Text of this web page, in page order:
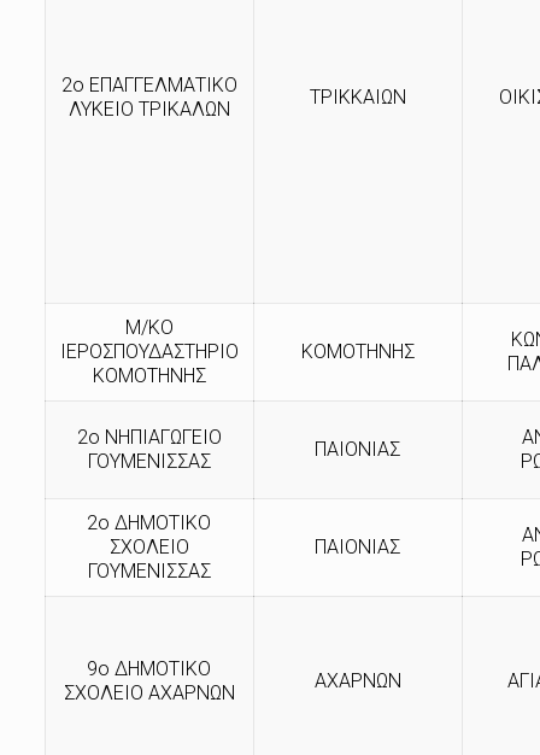
2ο ΕΠΑΓΓΕΛΜΑΤΙΚΟ
ΛΥΚΕΙΟ ΤΡΙΚΑΛΩΝ
ΤΡΙΚΚΑΙΩΝ
Μ/KO
ΙΕΡΟΣΠΟΥΔΑΣΤΗΡΙΟ
ΚΟΜΟΤΗΝΗΣ
ΚΟΜΟΤΗΝΗΣ
2ο ΝΗΠΙΑΓΩΓΕΙΟ
ΓΟΥΜΕΝΙΣΣΑΣ
ΠΑΙΟΝΙΑΣ
2ο ΔΗΜΟΤΙΚΟ
ΣΧΟΛΕΙΟ
ΓΟΥΜΕΝΙΣΣΑΣ
ΠΑΙΟΝΙΑΣ
9ο ΔΗΜΟΤΙΚΟ
ΣΧΟΛΕΙΟ ΑΧΑΡΝΩΝ
ΑΧΑΡΝΩΝ